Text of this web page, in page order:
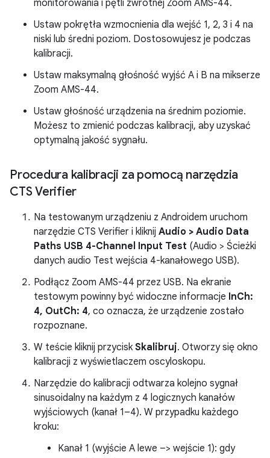
monitorowania i pętli zwrotnej Zoom AMS-44.
Ustaw pokrętła wzmocnienia dla wejść 1, 2, 3 i 4 na
niski lub średni poziom. Dostosowujesz je podczas
kalibracji.
Ustaw maksymalną głośność wyjść A i B na mikserze
Zoom AMS-44.
Ustaw głośność urządzenia na średnim poziomie.
Możesz to zmienić podczas kalibracji, aby uzyskać
optymalną jakość sygnału.
Procedura kalibracji za pomocą narzędzia
CTS Verifier
Na testowanym urządzeniu z Androidem uruchom
narzędzie CTS Verifier i kliknij Audio > Audio Data
Paths USB 4-Channel Input Test (Audio > Ścieżki
danych audio Test wejścia 4-kanałowego USB).
Podłącz Zoom AMS-44 przez USB. Na ekranie
testowym powinny być widoczne informacje InCh:
4, OutCh: 4, co oznacza, że urządzenie zostało
rozpoznane.
W teście kliknij przycisk Skalibruj. Otworzy się okno
kalibracji z wyświetlaczem oscyloskopu.
Narzędzie do kalibracji odtwarza kolejno sygnał
sinusoidalny na każdym z 4 logicznych kanałów
wyjściowych (kanał 1–4). W przypadku każdego
kroku:
Kanał 1 (wyjście A lewe –> wejście 1): gdy